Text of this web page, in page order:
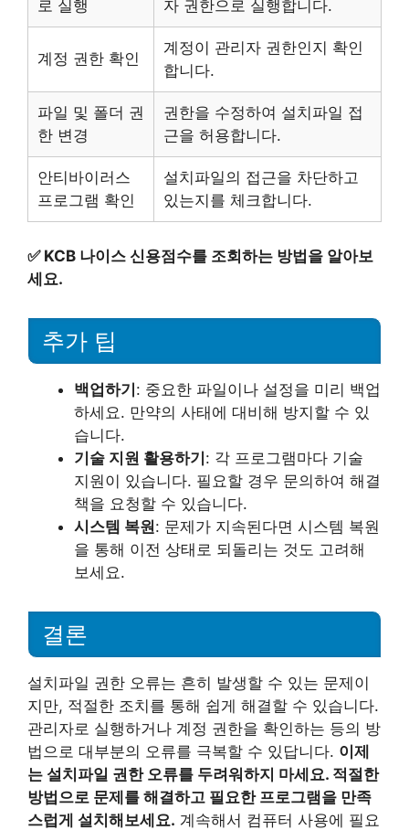
로 실행 자 권한으로 실행합니다.
계정 권한 확인
계정이 관리자 권한인지 확인
합니다.
파일 및 폴더 권
한 변경
권한을 수정하여 설치파일 접
근을 허용합니다.
안티바이러스
프로그램 확인
설치파일의 접근을 차단하고
있는지를 체크합니다.
✅ KCB 나이스 신용점수를 조회하는 방법을 알아보
세요.
추가 팁
백업하기 : 중요한 파일이나 설정을 미리 백업
하세요. 만약의 사태에 대비해 방지할 수 있
습니다.
기술 지원 활용하기 : 각 프로그램마다 기술
지원이 있습니다. 필요할 경우 문의하여 해결
책을 요청할 수 있습니다.
시스템 복원: 문제가 지속된다면 시스템 복원
을 통해 이전 상태로 되돌리는 것도 고려해
보세요.
결론
설치파일 권한 오류는 흔히 발생할 수 있는 문제이
지만, 적절한 조치를 통해 쉽게 해결할 수 있습니다.
관리자로 실행하거나 계정 권한을 확인하는 등의 방
법으로 대부분의 오류를 극복할 수 있답니다. 이제
는 설치파일 권한 오류를 두려워하지 마세요. 적절한
방법으로 문제를 해결하고 필요한 프로그램을 만족
스럽게 설치해보세요. 계속해서 컴퓨터 사용에 필요